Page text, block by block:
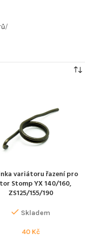
variátoru řazení pro
Stomp YX 140/160,
ZS125/155/190
Skladem
40 Kč